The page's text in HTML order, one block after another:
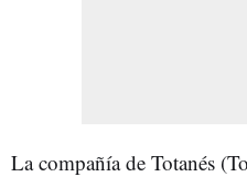
La compañía de Totanés